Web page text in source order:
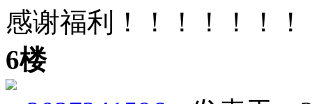
感谢福利！！！！！！！
6楼